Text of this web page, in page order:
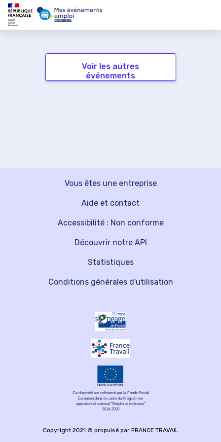
Voir les autres
événements
Vous êtes une entreprise
Découvrir notre API
Aide et contact
Statistiques
Accessibilité : Non conforme
Conditions générales d'utilisation
Ce dispositif est cofinancé par le Fonds Social
Européen dans le cadre du Programme
opérationnel national "Emploi et inclusion"
2014-2020
Copyright 2021 © propulsé par FRANCE TRAVAIL